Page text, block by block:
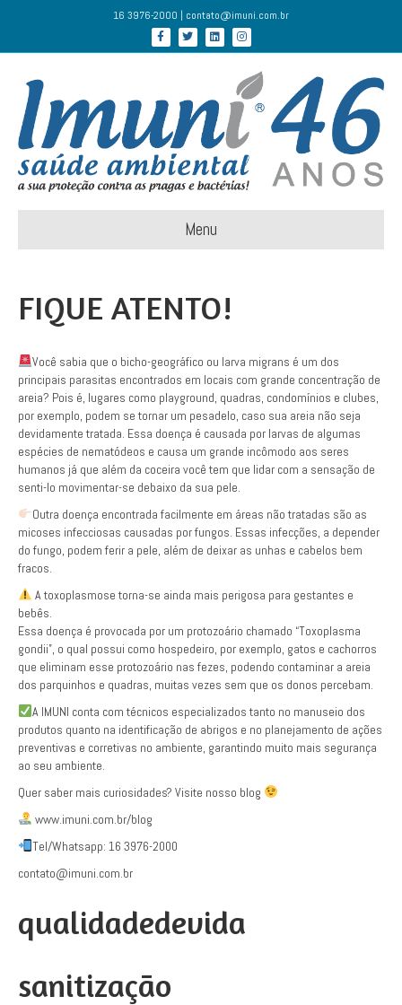
16 3976-2000 | contato@imuni.com.br
FacebookTwitterLinkedinInstagram
Menu
FIQUE ATENTO!
Você sabia que o bicho-geográfico ou larva migrans é um dos
principais parasitas encontrados em locais com grande concentração de
areia? Pois é, lugares como playground, quadras, condomínios e clubes,
por exemplo, podem se tornar um pesadelo, caso sua areia não seja
devidamente tratada. Essa doença é causada por larvas de algumas
espécies de nematódeos e causa um grande incômodo aos seres
humanos já que além da coceira você tem que lidar com a sensação de
senti-lo movimentar-se debaixo da sua pele.
Outra doença encontrada facilmente em áreas não tratadas são as
micoses infecciosas causadas por fungos. Essas infecções, a depender
do fungo, podem ferir a pele, além de deixar as unhas e cabelos bem
fracos.
A toxoplasmose torna-se ainda mais perigosa para gestantes e
bebês.
Essa doença é provocada por um protozoário chamado “Toxoplasma
gondii”, o qual possui como hospedeiro, por exemplo, gatos e cachorros
que eliminam esse protozoário nas fezes, podendo contaminar a areia
dos parquinhos e quadras, muitas vezes sem que os donos percebam.
A IMUNI conta com técnicos especializados tanto no manuseio dos
produtos quanto na identificação de abrigos e no planejamento de ações
preventivas e corretivas no ambiente, garantindo muito mais segurança
ao seu ambiente.
Quer saber mais curiosidades? Visite nosso blog
www.imuni.com.br/blog
Tel/Whatsapp: 16 3976-2000
contato@imuni.com.br
qualidadedevida
sanitização